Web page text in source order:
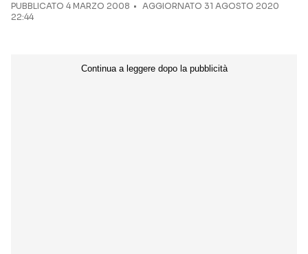
PUBBLICATO 4 MARZO 2008
AGGIORNATO 31 AGOSTO 2020
22:44